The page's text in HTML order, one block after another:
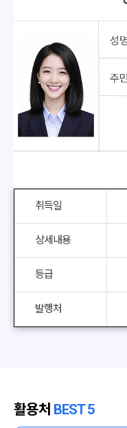
취득일
상세내용
등급
발행처
활용처 BEST 5